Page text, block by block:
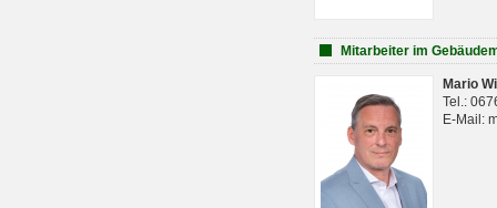
Mitarbeiter im
Mario
Tel.:
E-Mail: